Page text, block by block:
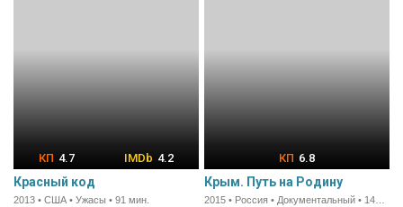
4.7 4.2
Красный код
2013 • США • Ужасы • 91 мин.
6.8
Крым. Путь на Родину